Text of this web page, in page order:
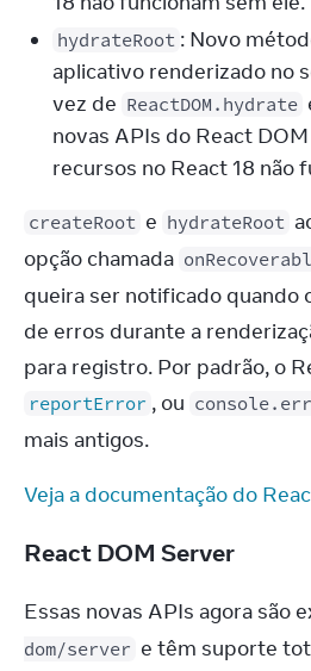
hydrateRoot : Novo
aplicativo renderizado no
vez de ReactDOM.hydrate
novas APIs do React
recursos no React 18 não
createRoot e hydrateRoot
opção chamada
queira ser notificado quando
de erros durante a
reportError , ou
mais antigos.
Veja a documentação do
React DOM Server
Essas novas APIs agora são
dom/server e têm suporte